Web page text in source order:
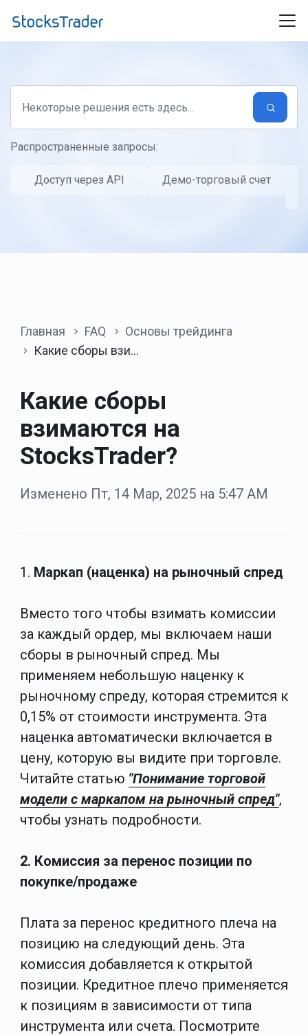
Распространенные запросы:
Доступ через API
Демо-торговый счет
Главная FAQ
Основы трейдинга
Какие сборы взимаются на StocksTrader?
Какие сборы
взимаются на
StocksTrader?
Изменено Пт, 14 Мар, 2025 на 5:47 AM
1. Маркап (наценка) на рыночный спред
Вместо того чтобы взимать комиссии
за каждый ордер, мы включаем наши
сборы в рыночный спред. Мы
применяем небольшую наценку к
рыночному спреду, которая стремится к
0,15% от стоимости инструмента. Эта
наценка автоматически включается в
цену, которую вы видите при торговле.
Читайте статью "Понимание торговой
модели с маркапом на рыночный спред",
чтобы узнать подробности.
2. Комиссия за перенос позиции по
покупке/продаже
Плата за перенос кредитного плеча на
позицию на следующий день. Эта
комиссия добавляется к открытой
позиции. Кредитное плечо применяется
к позициям в зависимости от типа
инструмента или счета. Посмотрите